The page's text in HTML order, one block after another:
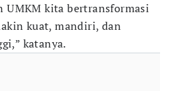
UMKM kita bertransformasi
kuat, mandiri, dan
katanya.